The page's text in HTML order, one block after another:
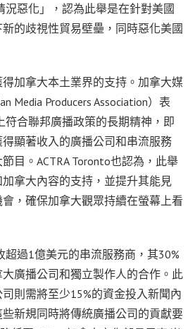
況惡化」，認為此舉是在針對美國
的歧視性貿易壁壘，同時惡化美國
加拿大本土業界的支持。加拿大媒
Media Producers Association）表
符合聯邦廣播政策的長期精神，即
顯著收入的廣播公司和串流服務
目。ACTRA Toronto也認為，此舉
拿大內容的支持，並提升其能見
，確保加拿大觀眾持續在螢幕上看
超過1億美元的串流服務商，其30%
廣播公司和獨立製作人的合作。此
則需將至少15%的資金投入新聞內
新規同時將傳統廣播公司的貢獻要